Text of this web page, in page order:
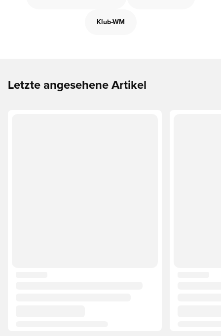
Klub-WM
Letzte angesehene Artikel